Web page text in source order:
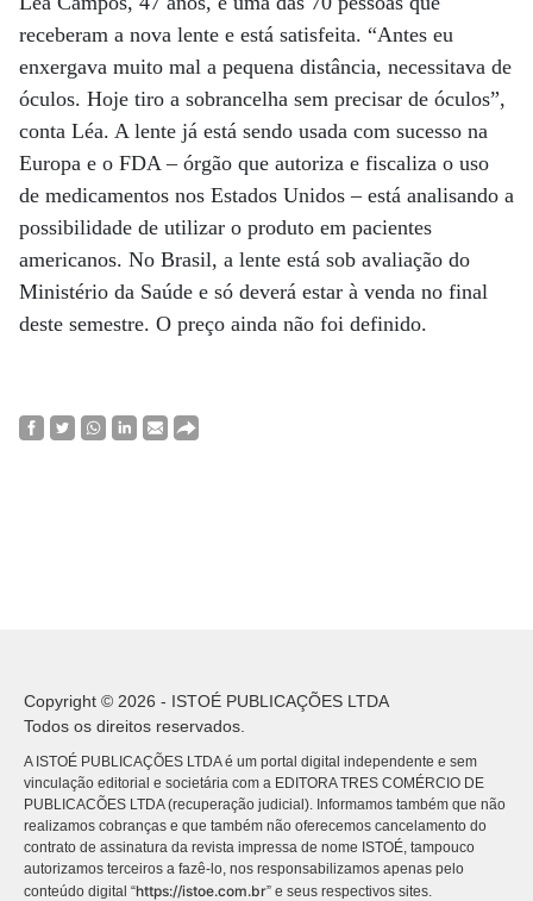
receberam a nova lente e está satisfeita. “Antes eu
enxergava muito mal a pequena distância, necessitava de
óculos. Hoje tiro a sobrancelha sem precisar de óculos”,
conta Léa. A lente já está sendo usada com sucesso na
Europa e o FDA – órgão que autoriza e fiscaliza o uso
de medicamentos nos Estados Unidos – está analisando a
possibilidade de utilizar o produto em pacientes
americanos. No Brasil, a lente está sob avaliação do
Ministério da Saúde e só deverá estar à venda no final
deste semestre. O preço ainda não foi definido.
Copyright © 2026 - ISTOÉ PUBLICAÇÕES LTDA
Todos os direitos reservados.
A ISTOÉ PUBLICAÇÕES LTDA é um portal digital independente e sem
vinculação editorial e societária com a EDITORA TRES COMÉRCIO DE
PUBLICACÕES LTDA (recuperação judicial). Informamos também que não
realizamos cobranças e que também não oferecemos cancelamento do
contrato de assinatura da revista impressa de nome ISTOÉ, tampouco
autorizamos terceiros a fazê-lo, nos responsabilizamos apenas pelo
conteúdo digital “https://istoe.com.br” e seus respectivos sites.